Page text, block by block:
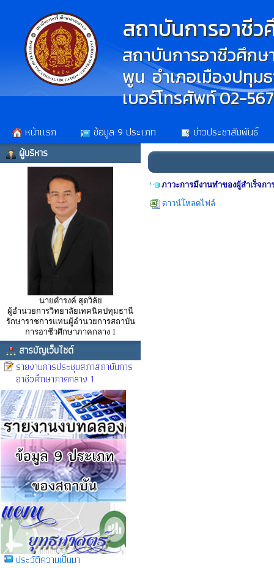
สถาบันการอาชีว
สถาบันการอาชีวศึกษ
พูน อำเภอเมืองปทุม
เบอร์โทรศัพท์ 02-
หน้าเเรก ข้อมูล 9 ประเภท ข่าวประชาสัมพันธ์
ผู้บริหาร
นายดำรงค์ สุดวิลัย
ผู้อำนวยการวิทยาลัยเทคนิคปทุมธานี
รักษาราชการแทนผู้อำนวยการสถาบัน
การอาชีวศึกษาภาคกลาง 1
สารบัญเว็บไซต์
รายงานการประชุมสภาสถาบันการ
อาชีวศึกษาภาคกลาง 1
ประวัติความเป็นมา
ภาวะการมีงานทำของผู้สำเร็จก
ดาวน์โหลดไฟล์